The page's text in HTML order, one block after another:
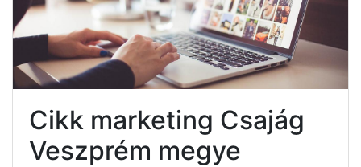
Cikk marketing Csajág
Veszprém megye